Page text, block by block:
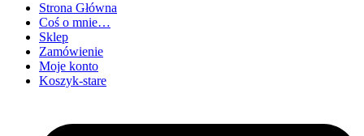
Strona Główna
Coś o mnie…
Sklep
Zamówienie
Moje konto
Koszyk-stare